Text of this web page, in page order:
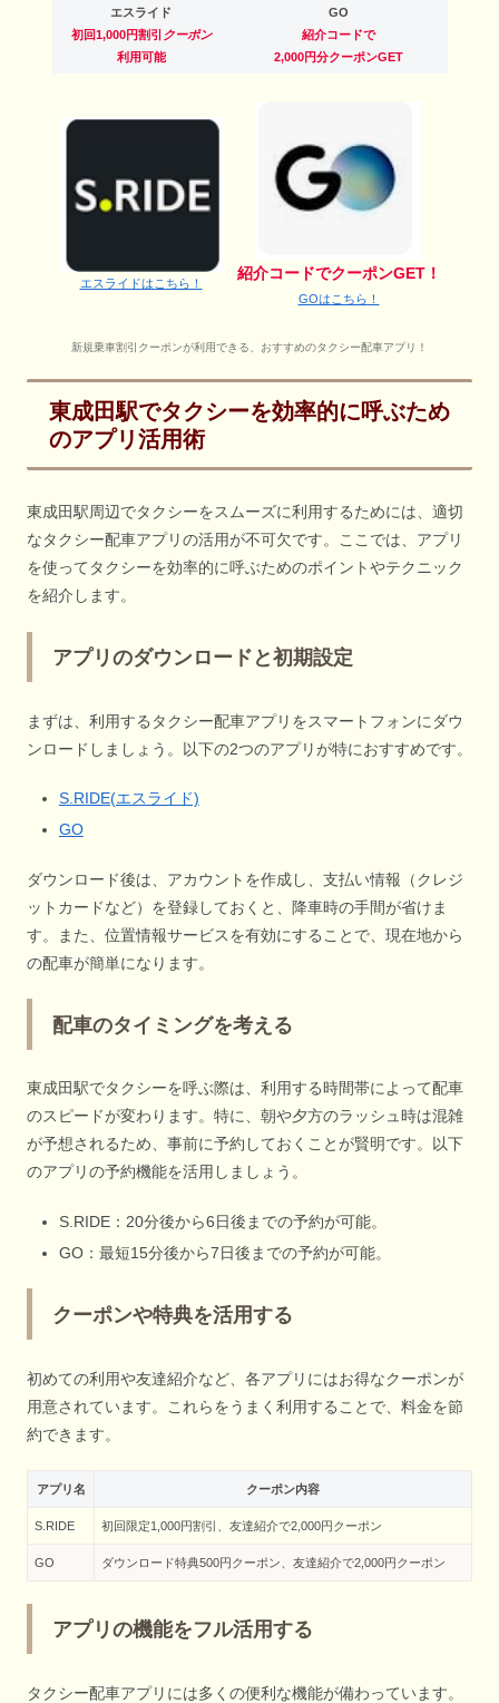
エスライド
初回1,000円割引 クーポン
利用可能
GO
紹介コードで
2,000円分クーポンGET
エスライドはこちら！
紹介コードでクーポンGET！
GOはこちら！
新規乗車割引クーポンが利用できる、おすすめのタクシー配車アプリ！
東成田駅でタクシーを効率的に呼ぶため
のアプリ活用術
東成田駅周辺でタクシーをスムーズに利用するためには、適切
なタクシー配車アプリの活用が不可欠です。ここでは、アプリ
を使ってタクシーを効率的に呼ぶためのポイントやテクニック
を紹介します。
アプリのダウンロードと初期設定
まずは、利用するタクシー配車アプリをスマートフォンにダウ
ンロードしましょう。以下の2つのアプリが特におすすめです。
S.RIDE(エスライド)
GO
ダウンロード後は、アカウントを作成し、支払い情報（クレジ
ットカードなど）を登録しておくと、降車時の手間が省けま
す。また、位置情報サービスを有効にすることで、現在地から
の配車が簡単になります。
配車のタイミングを考える
東成田駅でタクシーを呼ぶ際は、利用する時間帯によって配車
のスピードが変わります。特に、朝や夕方のラッシュ時は混雑
が予想されるため、事前に予約しておくことが賢明です。以下
のアプリの予約機能を活用しましょう。
S.RIDE：20分後から6日後までの予約が可能。
GO：最短15分後から7日後までの予約が可能。
クーポンや特典を活用する
初めての利用や友達紹介など、各アプリにはお得なクーポンが
用意されています。これらをうまく利用することで、料金を節
約できます。
アプリ名 クーポン内容
S.RIDE 初回限定1,000円割引、友達紹介で2,000円クーポン
GO ダウンロード特典500円クーポン、友達紹介で2,000円クーポン
アプリの機能をフル活用する
タクシー配車アプリには多くの便利な機能が備わっています。